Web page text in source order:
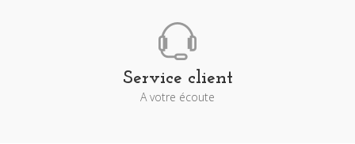
Service client
A votre écoute